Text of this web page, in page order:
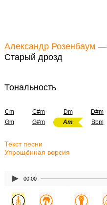
Александр Розенбаум —
Старый дрозд
Тональность
Cm C#m Dm D#m
Gm
G#m Am Bbm
Текст песни
Упрощённая версия
00:00